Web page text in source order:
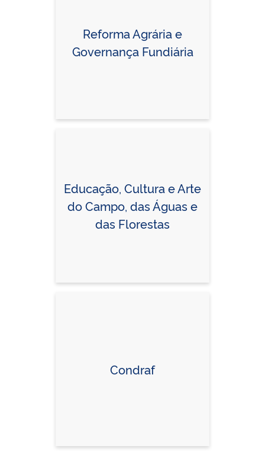
Reforma Agrária e
Governança Fundiária
Educação, Cultura e Arte
do Campo, das Águas e
das Florestas
Condraf